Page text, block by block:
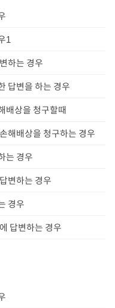
1
하는 경우
답변을 하는 경우
배상을 청구할때
해배상을 청구하는 경우
는 경우
변하는 경우
경우
답변하는 경우